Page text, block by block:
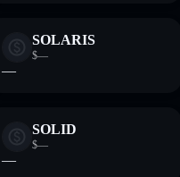
SOLARIS
$—
—
SOLID
$—
—